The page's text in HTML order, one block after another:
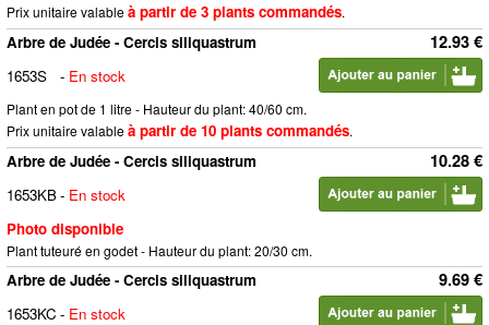
Prix unitaire valableà partir de 3 plants commandés.
12.93 €
Arbre de Judée - Cercis siliquastrum
1653S
- En stock
Plant en pot de 1 litre - Hauteur du plant: 40/60 cm.
Prix unitaire valableà partir de 10 plants commandés.
10.28 €
Arbre de Judée - Cercis siliquastrum
1653KB- En stock
Photo disponible
Plant tuteuré en godet - Hauteur du plant: 20/30 cm.
9.69 €
Arbre de Judée - Cercis siliquastrum
1653KC - En stock